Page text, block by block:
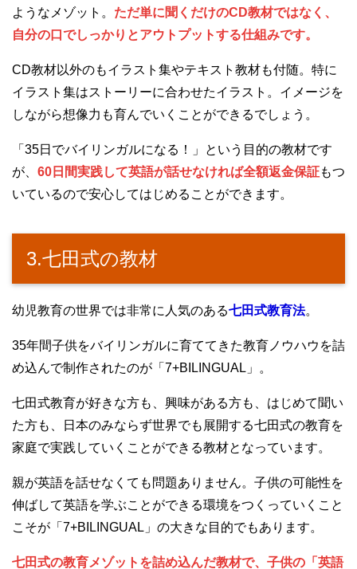
ようなメゾット。 ただ単に聞くだけのCD教材ではなく、
自分の口でしっかりとアウトプットする仕組みです。
CD教材以外のもイラスト集やテキスト教材も付随。特に
イラスト集はストーリーに合わせたイラスト。イメージを
しながら想像力も育んでいくことができるでしょう。
「35日でバイリンガルになる！」という目的の教材です
が、 60日間実践して英語が話せなければ全額返金保証もつ
いているので安心してはじめることができます。
3.七田式の教材
幼児教育の世界では非常に人気のある七田式教育法。
35年間子供をバイリンガルに育ててきた教育ノウハウを詰
め込んで制作されたのが「7+BILINGUAL」。
七田式教育が好きな方も、興味がある方も、はじめて聞い
た方も、日本のみならず世界でも展開する七田式の教育を
家庭で実践していくことができる教材となっています。
親が英語を話せなくても問題ありません。子供の可能性を
伸ばして英語を学ぶことができる環境をつくっていくこと
こそが「7+BILINGUAL」の大きな目的でもあります。
七田式の教育メゾットを詰め込んだ教材で、子供の「英語